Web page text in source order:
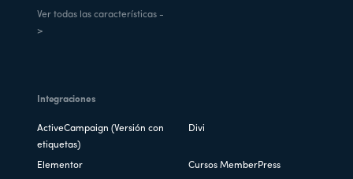
Ver todas las características -
>
Integraciones
ActiveCampaign (Versión con
etiquetas)
Divi
Elementor Cursos MemberPress